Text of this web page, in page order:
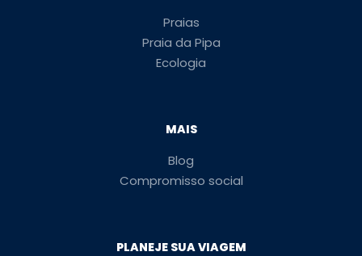
Praias
Praia da Pipa
Ecologia
MAIS
Blog
Compromisso social
PLANEJE SUA VIAGEM